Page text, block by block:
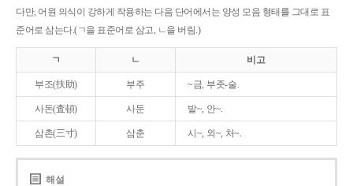
다만, 어원 의식이 강하게 작용하는 다음 단어에서는 양성 모음 형태를 그대로 표
준어로 삼는다.(ㄱ을 표준어로 삼고, ㄴ을 버림.)
ㄱ ㄴ 비고
부조(扶助) 부주 ~금, 부좃-술.
사돈(査頓) 사둔 밭~, 안~.
삼촌(三寸) 삼춘 시~, 외~, 처~.
해설